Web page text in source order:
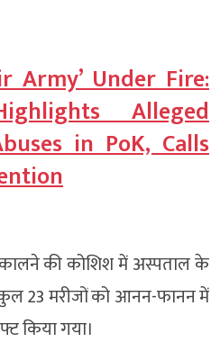
Army’ Under Fire:
Alleged
in PoK, Calls
की कोशिश में अस्पताल के
23 मरीजों को आनन-फानन में
किया गया।